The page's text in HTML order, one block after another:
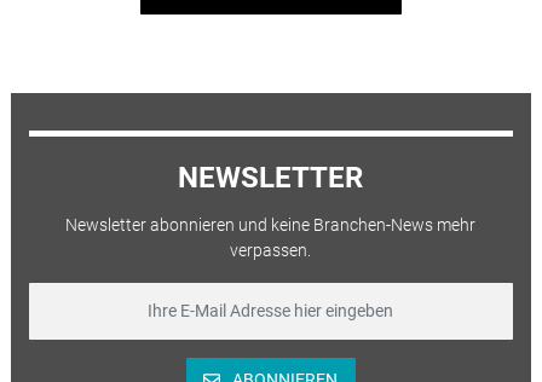
NEWSLETTER
Newsletter abonnieren und keine Branchen-News mehr
verpassen.